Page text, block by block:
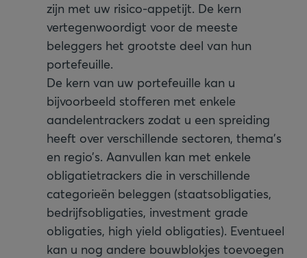
zijn met uw risico-appetijt. De kern
vertegenwoordigt voor de meeste
beleggers het grootste deel van hun
portefeuille.
De kern van uw portefeuille kan u
bijvoorbeeld stofferen met enkele
aandelentrackers zodat u een spreiding
heeft over verschillende sectoren, thema’s
en regio’s. Aanvullen kan met enkele
obligatietrackers die in verschillende
categorieën beleggen (staatsobligaties,
bedrijfsobligaties, investment grade
obligaties, high yield obligaties). Eventueel
kan u nog andere bouwblokjes toevoegen